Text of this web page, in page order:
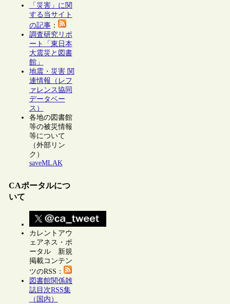
「災害」に関
する当サイト
の記事：
調査研究リポ
ート「東日本
大震災と図書
館」
地震・災害 関
連情報（レフ
ァレンス協同
データベー
ス）
各地の図書館
等の被災情報
等について
（外部リン
ク）
saveMLAK
CAポータルにつ
いて
カレントアウ
ェアネス・ポ
ータル 新規
掲載コンテン
ツのRSS：
図書館関係雑
誌目次RSS集
（国内）